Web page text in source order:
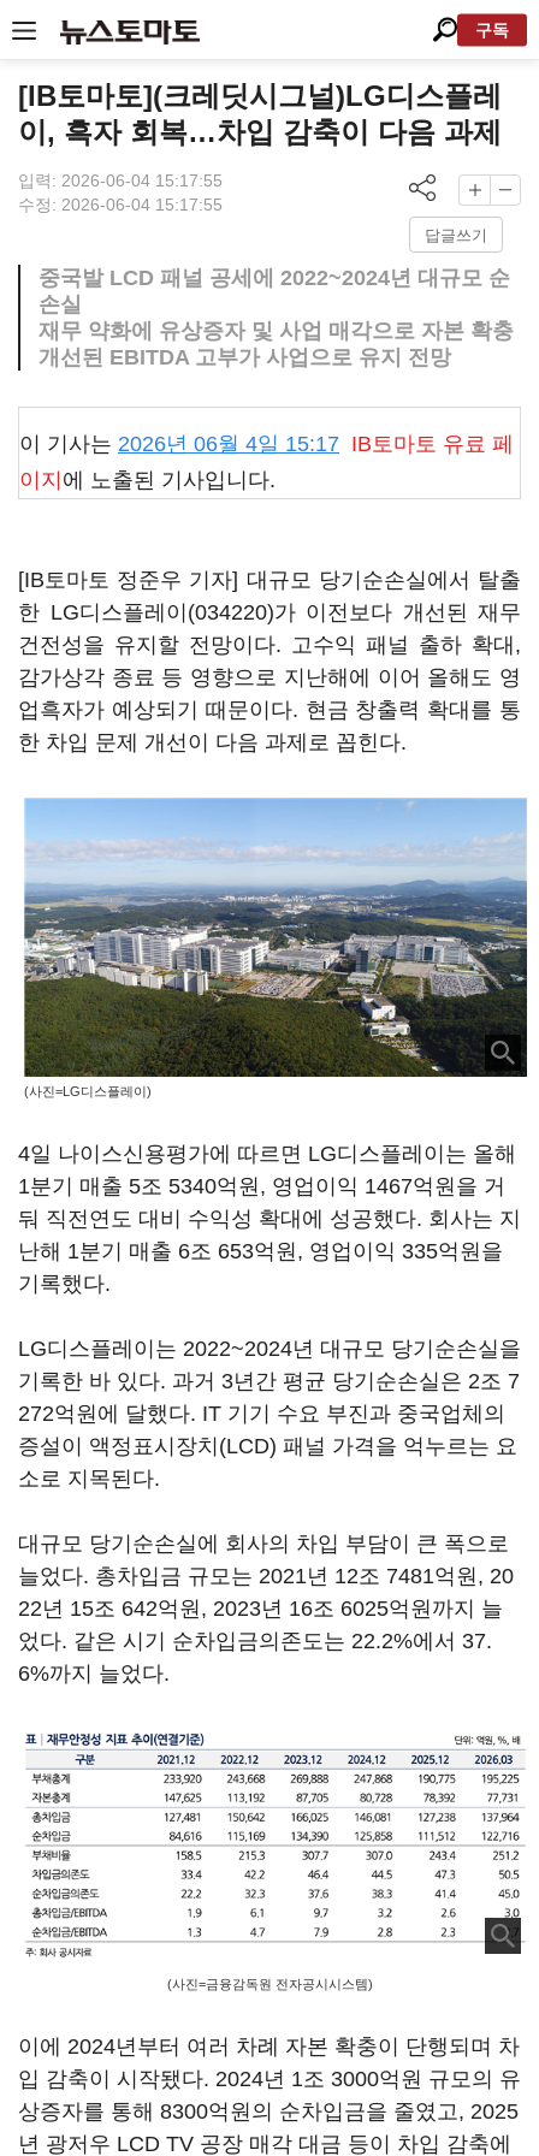
구독
[IB토마토](크레딧시그널)LG디스플레
이, 흑자 회복…차입 감축이 다음 과제
입력: 2026-06-04 15:17:55
수정: 2026-06-04 15:17:55
답글쓰기
중국발 LCD 패널 공세에 2022~2024년 대규모 순
손실
재무 약화에 유상증자 및 사업 매각으로 자본 확충
개선된 EBITDA 고부가 사업으로 유지 전망
이 기사는 2026년 06월 4일 15:17 IB토마토 유료 페
이지 에 노출된 기사입니다.
[IB토마토 정준우 기자] 대규모 당기순손실에서 탈출
한 LG디스플레이(034220)가 이전보다 개선된 재무
건전성을 유지할 전망이다. 고수익 패널 출하 확대,
감가상각 종료 등 영향으로 지난해에 이어 올해도 영
업흑자가 예상되기 때문이다. 현금 창출력 확대를 통
한 차입 문제 개선이 다음 과제로 꼽힌다.
(사진=LG디스플레이)
4일 나이스신용평가에 따르면 LG디스플레이는 올해
1분기 매출 5조 5340억원, 영업이익 1467억원을 거
둬 직전연도 대비 수익성 확대에 성공했다. 회사는 지
난해 1분기 매출 6조 653억원, 영업이익 335억원을
기록했다.
LG디스플레이는 2022~2024년 대규모 당기순손실을
기록한 바 있다. 과거 3년간 평균 당기순손실은 2조 7
272억원에 달했다. IT 기기 수요 부진과 중국업체의
증설이 액정표시장치(LCD) 패널 가격을 억누르는 요
소로 지목된다.
대규모 당기순손실에 회사의 차입 부담이 큰 폭으로
늘었다. 총차입금 규모는 2021년 12조 7481억원, 20
22년 15조 642억원, 2023년 16조 6025억원까지 늘
었다. 같은 시기 순차입금의존도는 22.2%에서 37.
6%까지 늘었다.
(사진=금융감독원 전자공시시스템)
이에 2024년부터 여러 차례 자본 확충이 단행되며 차
입 감축이 시작됐다. 2024년 1조 3000억원 규모의 유
상증자를 통해 8300억원의 순차입금을 줄였고, 2025
년 광저우 LCD TV 공장 매각 대금 등이 차입 감축에